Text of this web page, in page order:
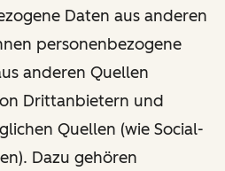
Daten aus anderen
personenbezogene
anderen Quellen
Drittanbietern und
Quellen (wie Social-
Dazu gehören